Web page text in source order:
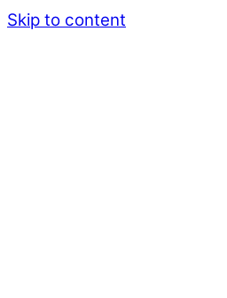
Skip to content